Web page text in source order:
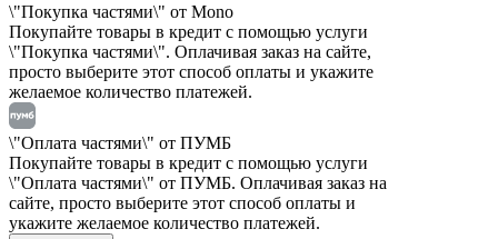
\"Покупка частями\" от Mono
Покупайте товары в кредит с помощью услуги
\"Покупка частями\". Оплачивая заказ на сайте,
просто выберите этот способ оплаты и укажите
желаемое количество платежей.
\"Оплата частями\" от ПУМБ
Покупайте товары в кредит с помощью услуги
\"Оплата частями\" от ПУМБ. Оплачивая заказ на
сайте, просто выберите этот способ оплаты и
укажите желаемое количество платежей.